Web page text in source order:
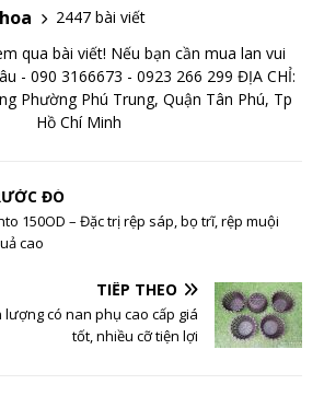
2447 bài viết
qua bài viết! Nếu bạn cần mua lan vui
- 090 3166673 - 0923 266 299 ĐỊA CHỈ:
Phường Phú Trung, Quận Tân Phú, Tp
Hồ Chí Minh
ĐÓ
150OD – Đặc trị rệp sáp, bọ trĩ, rệp muội
cao
TIẾP THEO
có nan phụ cao cấp giá
tốt, nhiều cỡ tiện lợi